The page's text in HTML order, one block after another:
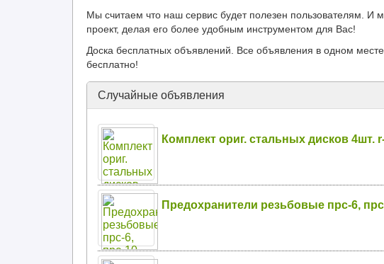
Мы считаем что наш сервис будет полезен пользователям. И
проект, делая его более удобным инструментом для Вас!
Доска бесплатных объявлений. Все объявления в одном
бесплатно!
Случайные объявления
Комплект ориг. стальных дисков 4шт.
Предохранители резьбовые прс-6,